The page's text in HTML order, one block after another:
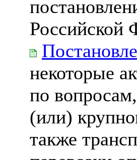
Российской
некоторые
по
(или)
также